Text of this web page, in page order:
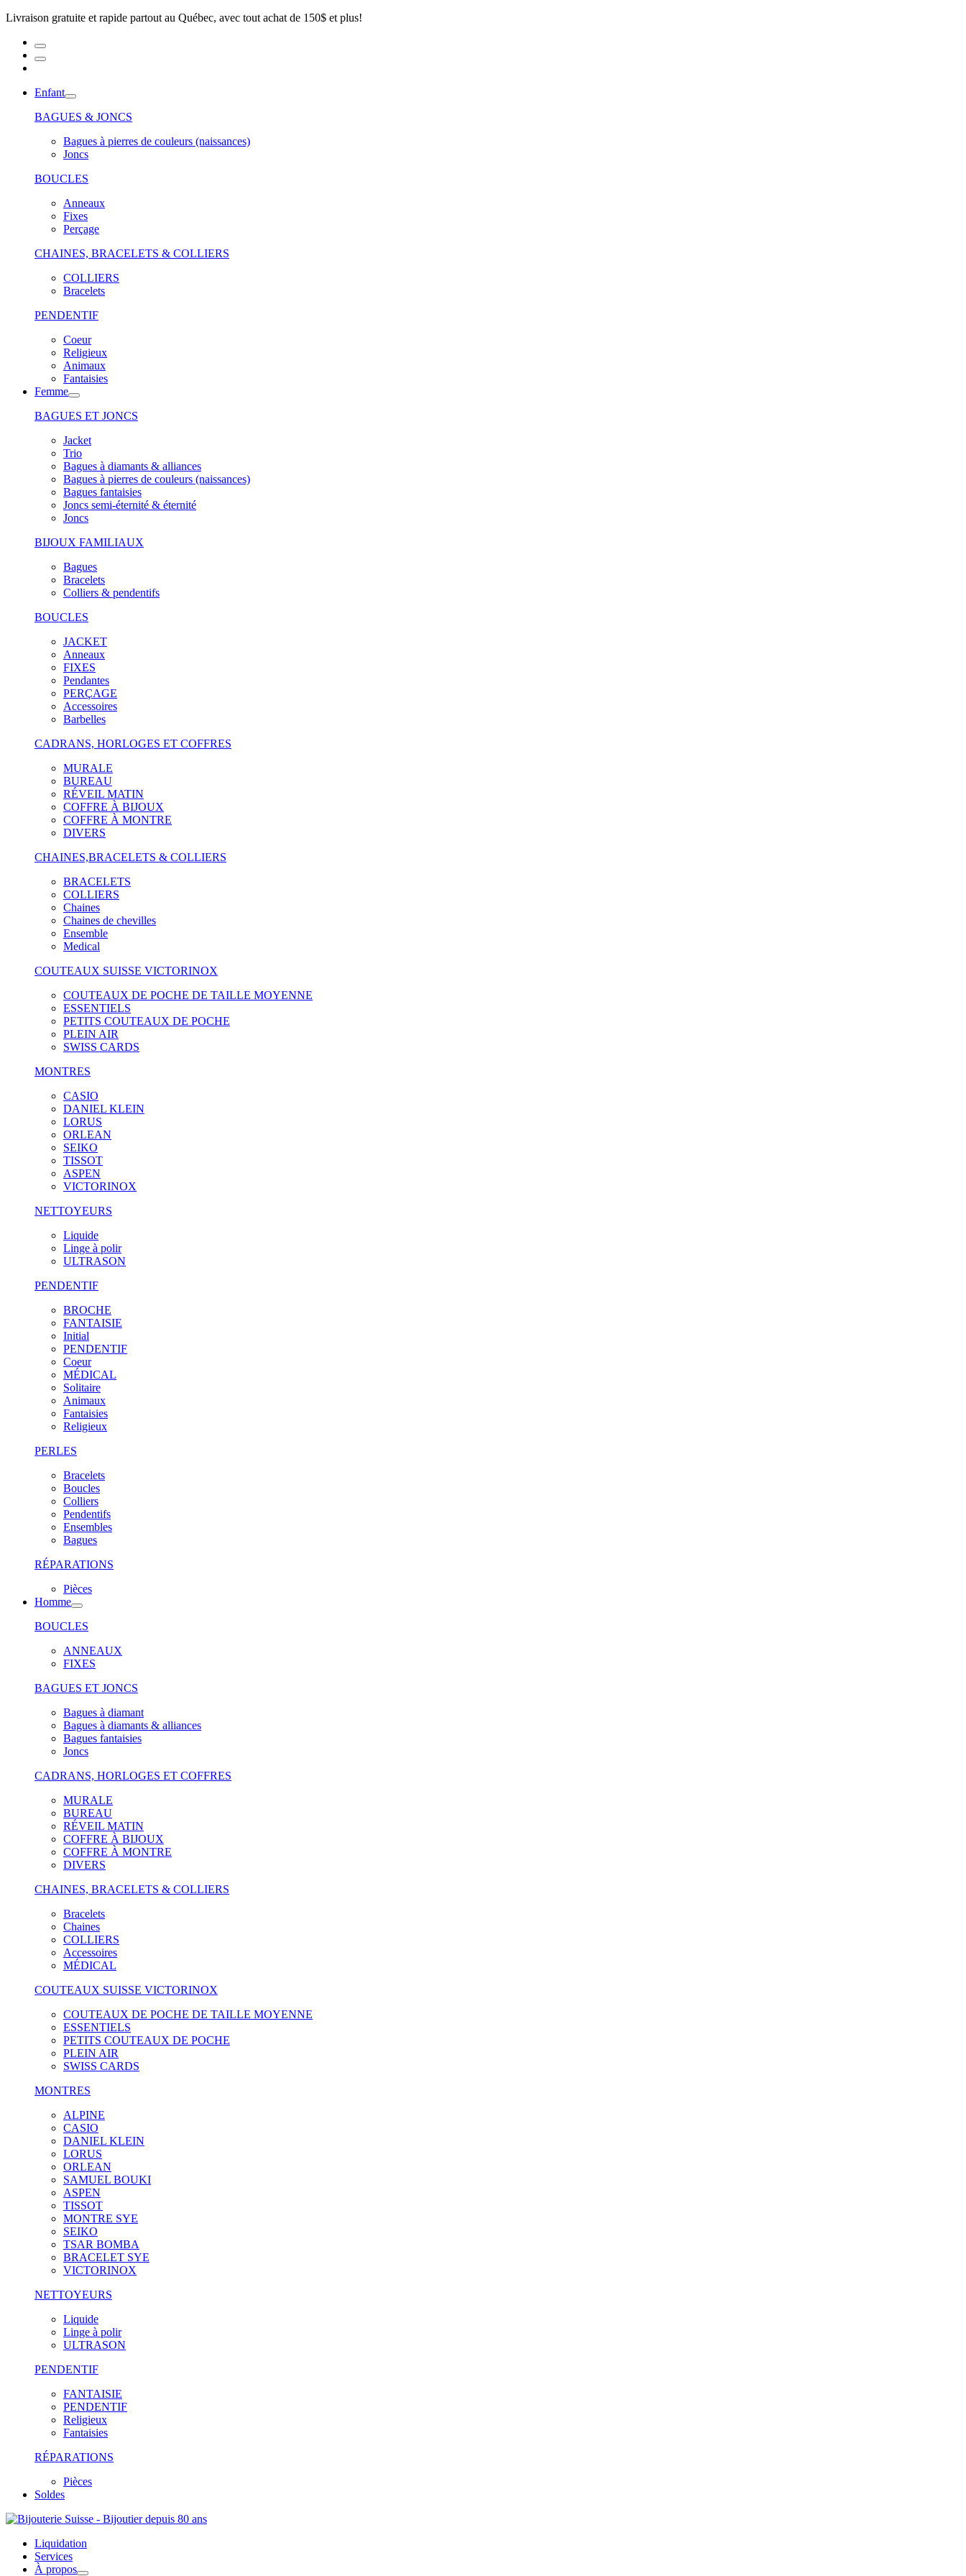
Livraison gratuite et rapide partout au Québec, avec tout achat de 150$ et plus!
Enfant
BAGUES & JONCS
Bagues à pierres de couleurs (naissances)
Joncs
BOUCLES
Anneaux
Fixes
Perçage
CHAINES, BRACELETS & COLLIERS
COLLIERS
Bracelets
PENDENTIF
Coeur
Religieux
Animaux
Fantaisies
Femme
BAGUES ET JONCS
Jacket
Trio
Bagues à diamants & alliances
Bagues à pierres de couleurs (naissances)
Bagues fantaisies
Joncs semi-éternité & éternité
Joncs
BIJOUX FAMILIAUX
Bagues
Bracelets
Colliers & pendentifs
BOUCLES
JACKET
Anneaux
FIXES
Pendantes
PERÇAGE
Accessoires
Barbelles
CADRANS, HORLOGES ET COFFRES
MURALE
BUREAU
RÉVEIL MATIN
COFFRE À BIJOUX
COFFRE À MONTRE
DIVERS
CHAINES,BRACELETS & COLLIERS
BRACELETS
COLLIERS
Chaines
Chaines de chevilles
Ensemble
Medical
COUTEAUX SUISSE VICTORINOX
COUTEAUX DE POCHE DE TAILLE MOYENNE
ESSENTIELS
PETITS COUTEAUX DE POCHE
PLEIN AIR
SWISS CARDS
MONTRES
CASIO
DANIEL KLEIN
LORUS
ORLEAN
SEIKO
TISSOT
ASPEN
VICTORINOX
NETTOYEURS
Liquide
Linge à polir
ULTRASON
PENDENTIF
BROCHE
FANTAISIE
Initial
PENDENTIF
Coeur
MÉDICAL
Solitaire
Animaux
Fantaisies
Religieux
PERLES
Bracelets
Boucles
Colliers
Pendentifs
Ensembles
Bagues
RÉPARATIONS
Pièces
Homme
BOUCLES
ANNEAUX
FIXES
BAGUES ET JONCS
Bagues à diamant
Bagues à diamants & alliances
Bagues fantaisies
Joncs
CADRANS, HORLOGES ET COFFRES
MURALE
BUREAU
RÉVEIL MATIN
COFFRE À BIJOUX
COFFRE À MONTRE
DIVERS
CHAINES, BRACELETS & COLLIERS
Bracelets
Chaines
COLLIERS
Accessoires
MÉDICAL
COUTEAUX SUISSE VICTORINOX
COUTEAUX DE POCHE DE TAILLE MOYENNE
ESSENTIELS
PETITS COUTEAUX DE POCHE
PLEIN AIR
SWISS CARDS
MONTRES
ALPINE
CASIO
DANIEL KLEIN
LORUS
ORLEAN
SAMUEL BOUKI
ASPEN
TISSOT
MONTRE SYE
SEIKO
TSAR BOMBA
BRACELET SYE
VICTORINOX
NETTOYEURS
Liquide
Linge à polir
ULTRASON
PENDENTIF
FANTAISIE
PENDENTIF
Religieux
Fantaisies
RÉPARATIONS
Pièces
Soldes
Liquidation
Services
À propos